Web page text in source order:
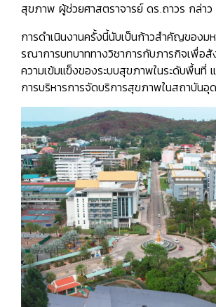
สุขภาพ ผู้ช่วยศาสตราจารย์ ดร.ถาวร กล่าว
การดำเนินงานครั้งนี้นับเป็นก้าวสำคัญของม
รณาการบทบาททางวิชาการกับภารกิจเพื่อสั
ความเข้มแข็งของระบบสุขภาพในระดับพื้นที่ แ
การบริหารการจัดบริการสุขภาพในสถาบันอุ